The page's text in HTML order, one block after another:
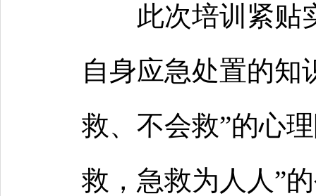
此次培训紧贴
自身应急处置的知
救、不会救”的心
救，急救为人人”